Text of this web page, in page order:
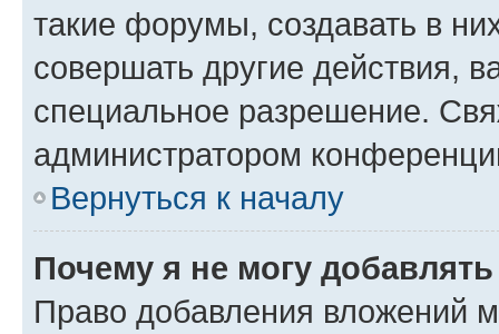
такие форумы, создавать в
совершать другие действия,
специальное разрешение.
администратором
Вернуться к началу
Почему я не могу
Право добавления вложений